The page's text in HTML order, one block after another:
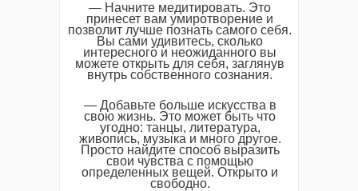
— Начните медитировать. Это
принесет вам умиротворение и
позволит лучше познать самого себя.
Вы сами удивитесь, сколько
интересного и неожиданного вы
можете открыть для себя, заглянув
внутрь собственного сознания.
— Добавьте больше искусства в
свою жизнь. Это может быть что
угодно: танцы, литература,
живопись, музыка и много другое.
Просто найдите способ выразить
свои чувства с помощью
определенных вещей. Открыто и
свободно.